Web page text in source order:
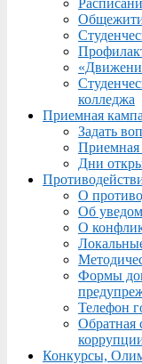
колледжа
Приемная
Задать
Приемная
Дни
О
Об
О
Формы
Телефон
Обратная
Конкурсы,